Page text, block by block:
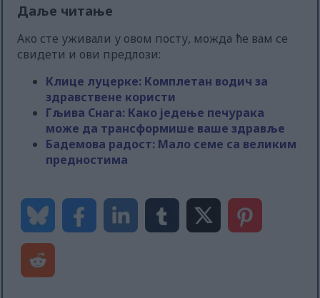
Даље читање
Ако сте уживали у овом посту, можда ће вам се
свидети и ови предлози:
Клице луцерке: Комплетан водич за
здравствене користи
Гљива Снага: Како једење печурака
може да трансформише ваше здравље
Бадемова радост: Мало семе са великим
предностима